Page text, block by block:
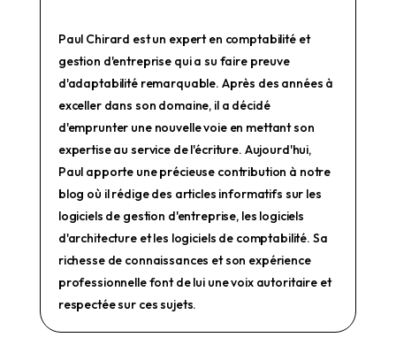
Paul Chirard est un expert en comptabilité et
gestion d'entreprise qui a su faire preuve
d'adaptabilité remarquable. Après des années à
exceller dans son domaine, il a décidé
d'emprunter une nouvelle voie en mettant son
expertise au service de l'écriture. Aujourd'hui,
Paul apporte une précieuse contribution à notre
blog où il rédige des articles informatifs sur les
logiciels de gestion d'entreprise, les logiciels
d'architecture et les logiciels de comptabilité. Sa
richesse de connaissances et son expérience
professionnelle font de lui une voix autoritaire et
respectée sur ces sujets.